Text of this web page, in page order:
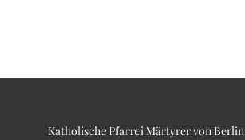
Katholische Pfarrei Märtyrer von Berlin